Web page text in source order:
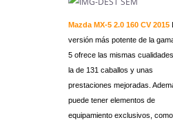
Mazda MX-5 2.0 160 CV 2015
versión más potente de la
5 ofrece las mismas
la de 131 caballos y unas
prestaciones mejoradas.
puede tener elementos de
equipamiento exclusivos,